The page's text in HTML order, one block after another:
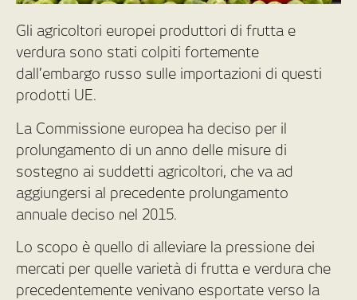
Gli agricoltori europei produttori di frutta e
verdura sono stati colpiti fortemente
dall’embargo russo sulle importazioni di questi
prodotti UE.
La Commissione europea ha deciso per il
prolungamento di un anno delle misure di
sostegno ai suddetti agricoltori, che va ad
aggiungersi al precedente prolungamento
annuale deciso nel 2015.
Lo scopo è quello di alleviare la pressione dei
mercati per quelle varietà di frutta e verdura che
precedentemente venivano esportate verso la